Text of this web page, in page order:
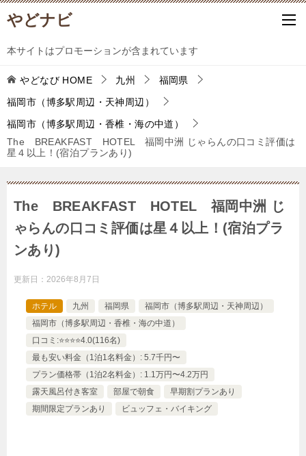
やどナビ
本サイトはプロモーションが含まれています
やどなび HOME 九州
福岡県
福岡市（博多駅周辺・天神周辺）
福岡市（博多駅周辺・香椎・海の中道）
The BREAKFAST HOTEL 福岡中洲 じゃらんの口コミ評価は
星４以上！(宿泊プランあり)
The BREAKFAST HOTEL 福岡中洲 じ
ゃらんの口コミ評価は星４以上！(宿泊プラ
ンあり)
更新日： 2026年8月7日
ホテル 九州 福岡県
福岡市（博多駅周辺・天神周辺）
福岡市（博多駅周辺・香椎・海の中道）
口コミ:⭐️⭐️⭐️⭐️4.0(116名)
最も安い料金（1泊1名料金）: 5.7千円〜
プラン価格帯（1泊2名料金）: 1.1万円〜4.2万円
露天風呂付き客室
部屋で朝食
早期割プランあり
期間限定プランあり
ビュッフェ・バイキング